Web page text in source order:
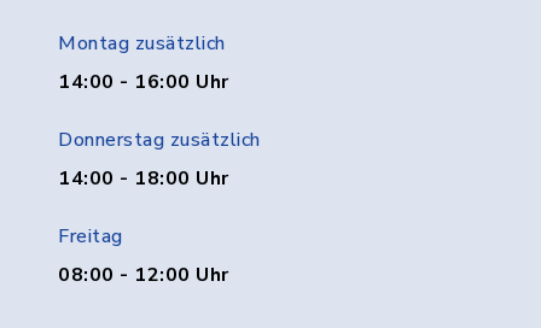
Montag zusätzlich
14:00 - 16:00 Uhr
Donnerstag zusätzlich
14:00 - 18:00 Uhr
Freitag
08:00 - 12:00 Uhr